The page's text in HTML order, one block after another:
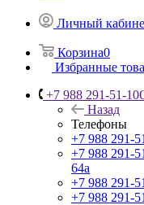
Личный
Корзина0
Избранные
+7 988 291-51-10
Назад
Телефоны
+7 988 291-
+7 988 291-
64а
+7 988 291-
+7 988 291-